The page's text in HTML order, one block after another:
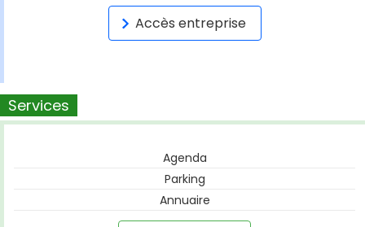
Accès entreprise
Services
Agenda
Parking
Annuaire